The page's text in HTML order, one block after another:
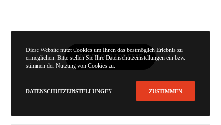
DOWNLOAD FOR FREE
Diese Website nutzt Cookies um Ihnen das bestmöglich Erlebnis zu
ermöglichen. Bitte stellen Sie Ihre Datenschutzeinstellungen ein bzw.
stimmen der Nutzung von Cookies zu.
DATENSCHUTZEINSTELLUNGEN ZUSTIMMEN